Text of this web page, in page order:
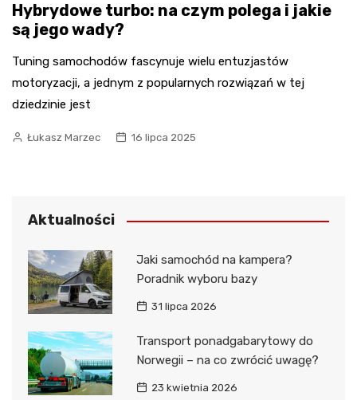
Hybrydowe turbo: na czym polega i jakie
są jego wady?
Tuning samochodów fascynuje wielu entuzjastów
motoryzacji, a jednym z popularnych rozwiązań w tej
dziedzinie jest
Łukasz Marzec 16 lipca 2025
Aktualności
Jaki samochód na kampera?
Poradnik wyboru bazy
31 lipca 2026
Transport ponadgabarytowy do
Norwegii – na co zwrócić uwagę?
23 kwietnia 2026